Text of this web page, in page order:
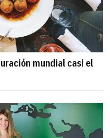
mundial casi el